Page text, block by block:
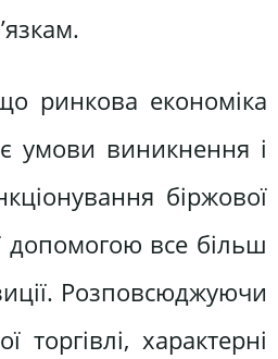
ринкова економіка
умови виникнення і
біржової
допомогою все більш
Розповсюджуючи
торгівлі, характерні